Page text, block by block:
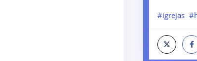
#igrejas